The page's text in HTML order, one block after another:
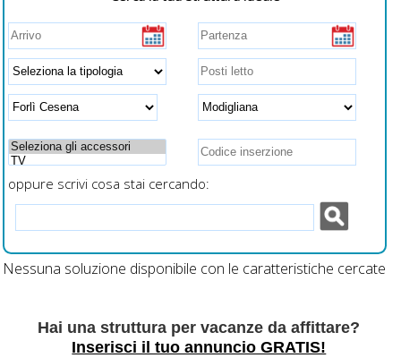
oppure scrivi cosa stai cercando:
Nessuna soluzione disponibile con le caratteristiche cercate
Hai una struttura per vacanze da affittare?
Inserisci il tuo annuncio GRATIS!